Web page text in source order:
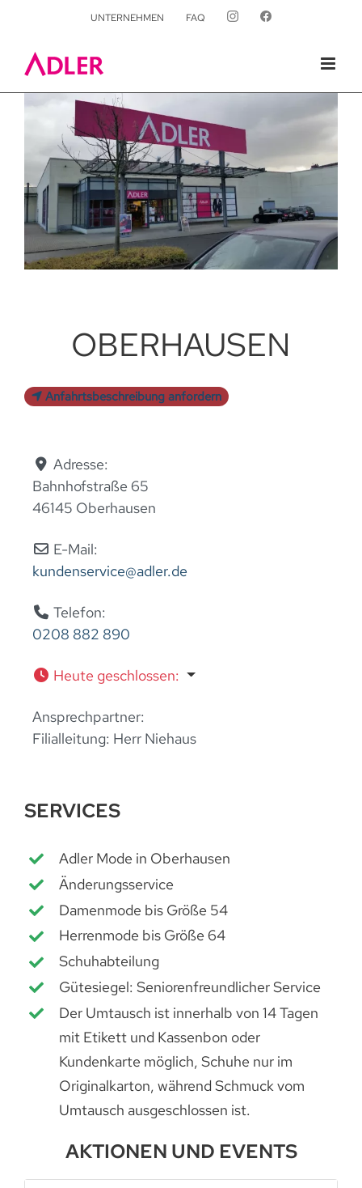
UNTERNEHMEN FAQ
OBERHAUSEN
Anfahrtsbeschreibung anfordern
Adresse:
Bahnhofstraße 65
46145 Oberhausen
E-Mail:
kundenservice@adler.de
Telefon:
0208 882 890
Heute geschlossen:
Ansprechpartner:
Filialleitung: Herr Niehaus
SERVICES
Adler Mode in Oberhausen
Änderungsservice
Damenmode bis Größe 54
Herrenmode bis Größe 64
Schuhabteilung
Gütesiegel: Seniorenfreundlicher Service
Der Umtausch ist innerhalb von 14 Tagen
mit Etikett und Kassenbon oder
Kundenkarte möglich, Schuhe nur im
Originalkarton, während Schmuck vom
Umtausch ausgeschlossen ist.
AKTIONEN UND EVENTS